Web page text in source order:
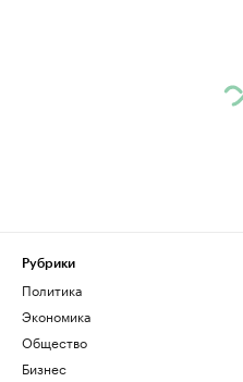
Рубрики
Политика
Экономика
Общество
Бизнес